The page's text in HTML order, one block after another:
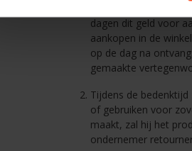
Bij de aankoop van
dagen dit geld voor
aankopen in de
op de dag na
gemaakte
Tijdens de
of gebruiken voor
maakt, zal hij het
ondernemer